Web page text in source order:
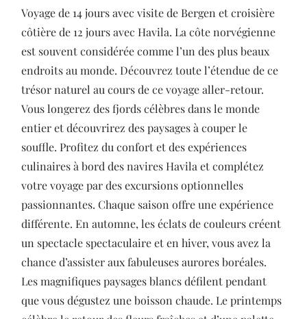
Voyage de 14 jours avec visite de Bergen et croisière
côtière de 12 jours avec Havila. La côte norvégienne
est souvent considérée comme l’un des plus beaux
endroits au monde. Découvrez toute l’étendue de ce
trésor naturel au cours de ce voyage aller-retour.
Vous longerez des fjords célèbres dans le monde
entier et découvrirez des paysages à couper le
souffle. Profitez du confort et des expériences
culinaires à bord des navires Havila et complétez
votre voyage par des excursions optionnelles
passionnantes. Chaque saison offre une expérience
différente. En automne, les éclats de couleurs créent
un spectacle spectaculaire et en hiver, vous avez la
chance d’assister aux fabuleuses aurores boréales.
Les magnifiques paysages blancs défilent pendant
que vous dégustez une boisson chaude. Le printemps